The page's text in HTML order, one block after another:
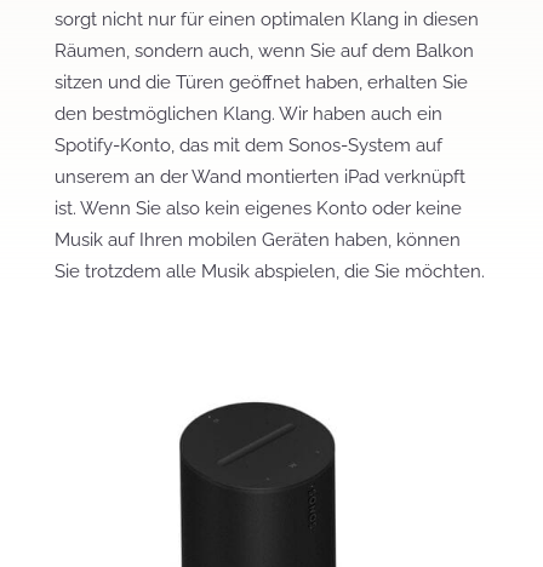
sorgt nicht nur für einen optimalen Klang in diesen
Räumen, sondern auch, wenn Sie auf dem Balkon
sitzen und die Türen geöffnet haben, erhalten Sie
den bestmöglichen Klang. Wir haben auch ein
Spotify-Konto, das mit dem Sonos-System auf
unserem an der Wand montierten iPad verknüpft
ist. Wenn Sie also kein eigenes Konto oder keine
Musik auf Ihren mobilen Geräten haben, können
Sie trotzdem alle Musik abspielen, die Sie möchten.